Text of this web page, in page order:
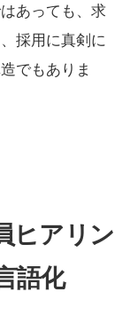
あっても、求
採用に真剣に
でもありま
ヒアリン
語化